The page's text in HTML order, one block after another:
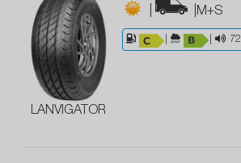
LANVIGATOR
| |M+S
72